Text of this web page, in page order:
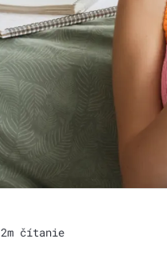
2m čítanie